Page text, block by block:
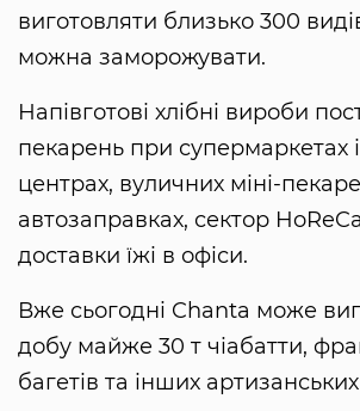
виготовляти близько 300
можна заморожувати.
Напівготові хлібні вироби
пекарень при супермаркетах
центрах, вуличних міні-
автозаправках, сектор
доставки їжі в офіси.
Вже сьогодні Chanta може
добу майже 30 т чіабатти,
багетів та інших артизанських